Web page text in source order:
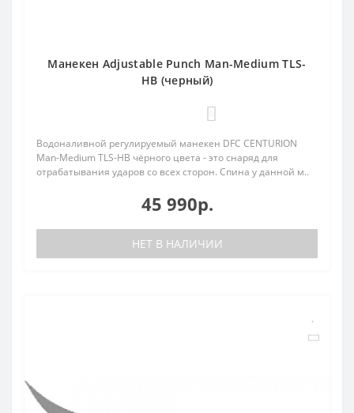
Манекен Adjustable Punch Man-Medium TLS-
HB (черный)
Водоналивной регулируемый манекен DFC CENTURION
Man-Medium TLS-HB чёрного цвета - это снаряд для
отрабатывания ударов со всех сторон. Спина у данной м..
45 990р.
НЕТ В НАЛИЧИИ